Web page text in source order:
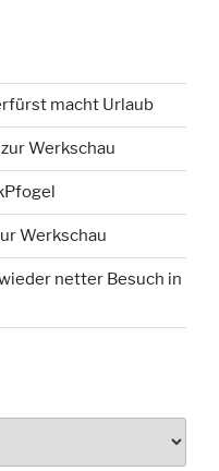
macht Urlaub
Werkschau
Werkschau
netter Besuch in